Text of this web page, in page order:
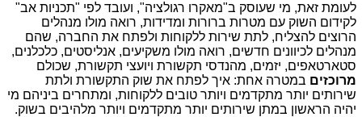
לעומת זאת, מי שעוסק ב"מאקרו רגולציה", ועובד לפי "תכניות אב"
לקידום השוק עם מטרות ברורות ומדידות, רואה מולו מנהלים
הרוצים להצליח, לתת שירות ללקוחות ולפתח את החברה, שהם
מנהלים לכיוונים חדשים, רואה מולו משקיעים, אנליסטים, כלכלנים,
סטארטאפים, יזמים, מהנדסי תקשורת ויועצי תקשורת, שכולם
מרוכזים במטרה אחת: איך לפתח את שוק התקשורת ולתת
שירותים יותר מתקדמים ויותר טובים ללקוחות, ומתחרים ביניהם מי
יהיה הראשון במתן שירותים יותר מתקדמים ויותר מלהיבים בשוק.